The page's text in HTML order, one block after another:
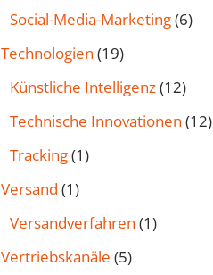
Social-Media-Marketing(6)
Technologien (19)
Künstliche Intelligenz(12)
Technische Innovationen (12)
Tracking(1)
Versand (1)
Versandverfahren (1)
Vertriebskanäle (5)